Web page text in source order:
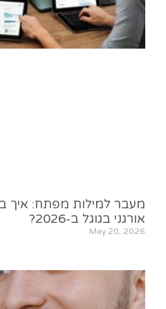
מעבר למילות מפתח: איך
אורגני בגוגל ב-2026?
May 20, 2026